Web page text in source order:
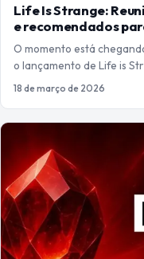
Life Is Strange:
e recomendados
O momento está
o lançamento de Life is
18 de março de 2026